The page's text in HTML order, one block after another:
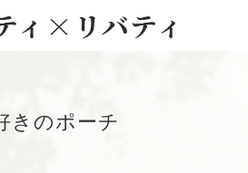
きのポーチ